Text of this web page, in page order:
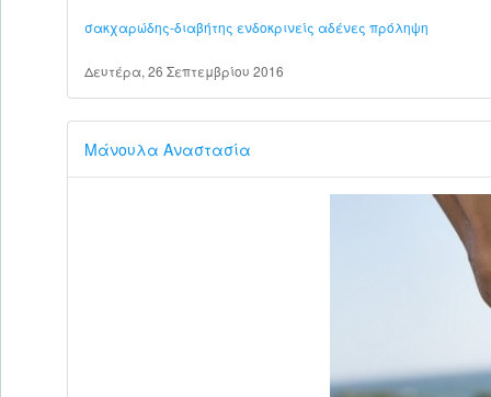
σακχαρώδης-διαβήτης ενδοκρινείς αδένες πρόληψη
Δευτέρα, 26 Σεπτεμβρίου 2016
Μάνουλα Αναστασία